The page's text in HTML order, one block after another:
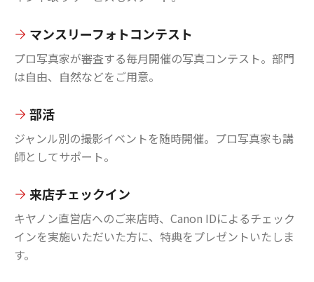
マンスリーフォトコンテスト
プロ写真家が審査する毎月開催の写真コンテスト。部門
は自由、自然などをご用意。
部活
ジャンル別の撮影イベントを随時開催。プロ写真家も講
師としてサポート。
来店チェックイン
キヤノン直営店へのご来店時、Canon IDによるチェック
インを実施いただいた方に、特典をプレゼントいたしま
す。